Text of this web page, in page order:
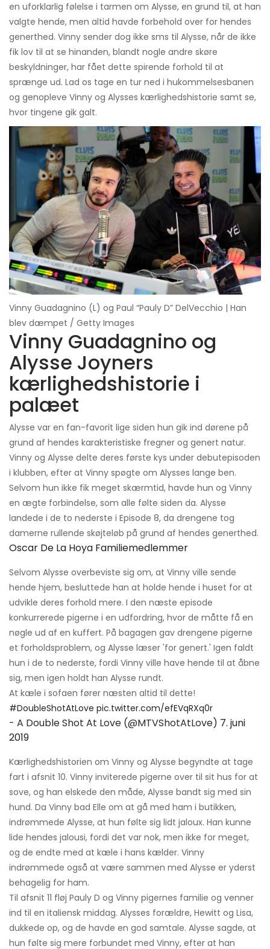
en uforklarlig følelse i tarmen om Alysse, en grund til, at han
valgte hende, men altid havde forbehold over for hendes
generthed. Vinny sender dog ikke sms til Alysse, når de ikke
fik lov til at se hinanden, blandt nogle andre skøre
beskyldninger, har fået dette spirende forhold til at
sprænge ud. Lad os tage en tur ned i hukommelsesbanen
og genopleve Vinny og Alysses kærlighedshistorie samt se,
hvor tingene gik galt.
Vinny Guadagnino (L) og Paul “Pauly D” DelVecchio | Han
blev dæmpet / Getty Images
Vinny Guadagnino og
Alysse Joyners
kærlighedshistorie i
palæet
Alysse var en fan-favorit lige siden hun gik ind dørene på
grund af hendes karakteristiske fregner og genert natur.
Vinny og Alysse delte deres første kys under debutepisoden
i klubben, efter at Vinny spøgte om Alysses lange ben.
Selvom hun ikke fik meget skærmtid, havde hun og Vinny
en ægte forbindelse, som alle følte siden da. Alysse
landede i de to nederste i Episode 8, da drengene tog
damerne rullende skøjteløb på grund af hendes generthed.
Oscar De La Hoya Familiemedlemmer
Selvom Alysse overbeviste sig om, at Vinny ville sende
hende hjem, besluttede han at holde hende i huset for at
udvikle deres forhold mere. I den næste episode
konkurrerede pigerne i en udfordring, hvor de måtte få en
nøgle ud af en kuffert. På bagagen gav drengene pigerne
et forholdsproblem, og Alysse læser 'for genert.' Igen faldt
hun i de to nederste, fordi Vinny ville have hende til at åbne
sig, men igen holdt han Alysse rundt.
At kæle i sofaen fører næsten altid til dette!
#DoubleShotAtLove pic.twitter.com/efEVqRXq0r
- A Double Shot At Love (@MTVShotAtLove) 7. juni
2019
Kærlighedshistorien om Vinny og Alysse begyndte at tage
fart i afsnit 10. Vinny inviterede pigerne over til sit hus for at
sove, og han elskede den måde, Alysse bandt sig med sin
hund. Da Vinny bad Elle om at gå med ham i butikken,
indrømmede Alysse, at hun følte sig lidt jaloux. Han kunne
lide hendes jalousi, fordi det var nok, men ikke for meget,
og de endte med at kæle i hans kælder. Vinny
indrømmede også at være sammen med Alysse er yderst
behagelig for ham.
Til afsnit 11 fløj Pauly D og Vinny pigernes familie og venner
ind til en italiensk middag. Alysses forældre, Hewitt og Lisa,
dukkede op, og de havde en god samtale. Alysse sagde, at
hun følte sig mere forbundet med Vinny, efter at han